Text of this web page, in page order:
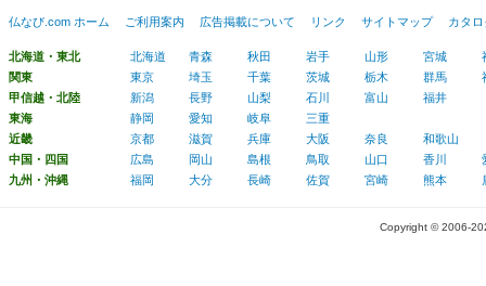
仏なび.com ホーム ご利用案内 広告掲載について リンク サイトマップ カタ
北海道・東北 北海道 青森 秋田 岩手 山形 宮城
関東
東京 埼玉 千葉 茨城 栃木 群馬
甲信越・北陸
新潟 長野 山梨 石川 富山
福井
東海
静岡 愛知 岐阜
三重
近畿
京都 滋賀 兵庫 大阪 奈良
和歌山
中国・四国
広島 岡山 島根 鳥取 山口 香川
九州・沖縄
福岡 大分 長崎 佐賀 宮崎 熊本
Copyright © 2006-